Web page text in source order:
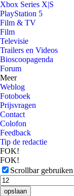
Xbox Series X|S
PlayStation 5
Film & TV
Film
Televisie
Trailers en Videos
Bioscoopagenda
Forum
Meer
Weblog
Fotoboek
Prijsvragen
Contact
Colofon
Feedback
Tip de redactie
FOK!
FOK!
Scrollbar gebruiken
opslaan